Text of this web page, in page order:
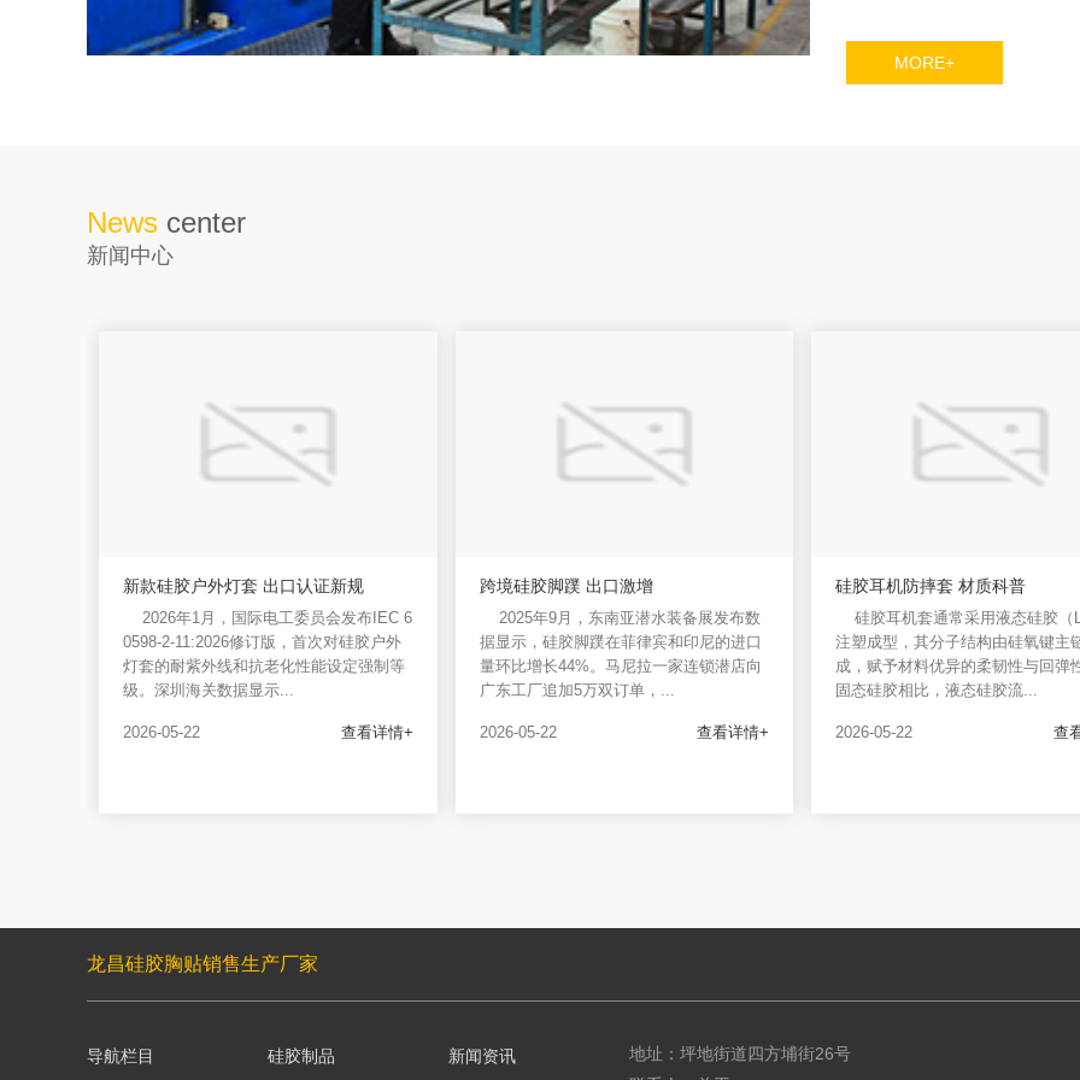
MORE+
News center
新闻中心
新款硅胶户外灯套 出口认证新规
2026年1月，国际电工委员会发布IEC 6
0598-2-11:2026修订版，首次对硅胶户外
灯套的耐紫外线和抗老化性能设定强制等
级。深圳海关数据显示...
2026-05-22 查看详情+
跨境硅胶脚蹼 出口激增
2025年9月，东南亚潜水装备展发布数
据显示，硅胶脚蹼在菲律宾和印尼的进口
量环比增长44%。马尼拉一家连锁潜店向
广东工厂追加5万双订单，...
2026-05-22 查看详情+
硅胶耳机防摔套 材质科普
硅胶耳机套通常采用液态硅胶（
注塑成型，其分子结构由硅氧键主
成，赋予材料优异的柔韧性与回弹
固态硅胶相比，液态硅胶流...
2026-05-22 查
龙昌硅胶胸贴销售生产厂家
导航栏目 硅胶制品 新闻资讯
地址：坪地街道四方埔街26号